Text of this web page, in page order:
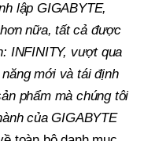
lập GIGABYTE,
nữa, tất cả được
INFINITY, vượt qua
mới và tái định
phẩm mà chúng tôi
của GIGABYTE